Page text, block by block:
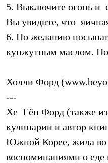
5. Выключите огонь и
Вы увидите, что
6. По желанию
кунжутным маслом.
Холли Форд
---
Хе  Гён Форд (также
кулинарии и автор
Южной Корее, жила во
воспоминаниями о еде